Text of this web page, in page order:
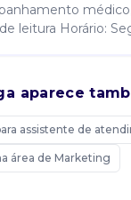
leitura Horário:
Candidatar-me
aparece
assistente de
área de Marketing